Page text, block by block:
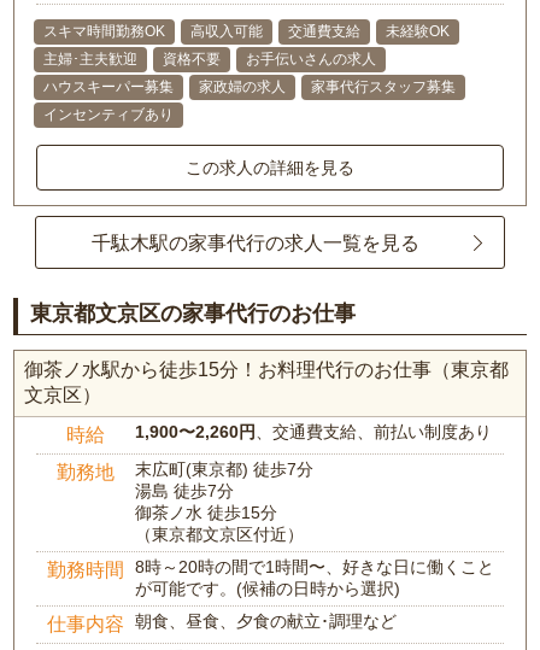
スキマ時間勤務OK 高収入可能 交通費支給
未経験OK
主婦･主夫歓迎
資格不要
お手伝いさんの求人
ハウスキーパー募集
家政婦の求人
家事代行スタッフ募集
インセンティブあり
この求人の詳細を見る
千駄木駅の家事代行の求人一覧を見る
東京都文京区の家事代行のお仕事
御茶ノ水駅から徒歩15分！お料理代行のお仕事（東京都
文京区）
時給 1,900〜2,260円 、交通費支給、前払い制度あり
勤務地
末広町(東京都) 徒歩7分
湯島 徒歩7分
御茶ノ水 徒歩15分
（東京都文京区付近）
勤務時間
8時～20時の間で1時間〜、好きな日に働くこと
が可能です。(候補の日時から選択)
仕事内容 朝食、昼食、夕食の献立･調理など